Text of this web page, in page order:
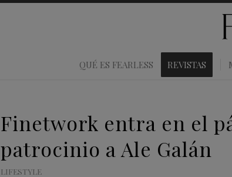
QUÉ ES FEARLESS REVISTAS
Finetwork entra en el
patrocinio a Ale Galán
LIFESTYLE